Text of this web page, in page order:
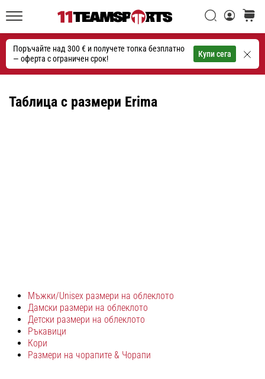
Поръчайте над 300 € и получете топка безплатно
— оферта с ограничен срок!
Купи сега
Търси
Търсене
една
икона
на
скоростта
•
1 мин. четене
екипи
обувки
от
Nike,
adidas
Таблица с размери Erima
Мъжки/Unisex размери на облеклото
Дамски размери на облеклото
Детски размери на облеклото
Ръкавици
Кори
Размери на чорапите & Чорапи